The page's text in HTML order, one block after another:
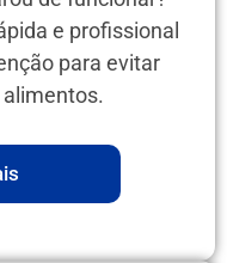
e profissional
para evitar